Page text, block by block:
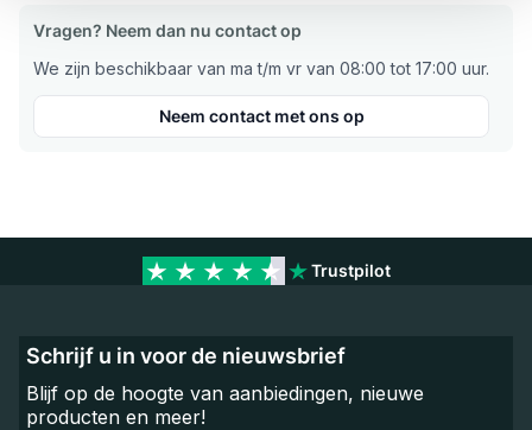
Vragen? Neem dan nu contact op
We zijn beschikbaar van ma t/m vr van 08:00 tot 17:00 uur.
Neem contact met ons op
Trustpilot
Schrijf u in voor de nieuwsbrief
Blijf op de hoogte van aanbiedingen, nieuwe
producten en meer!